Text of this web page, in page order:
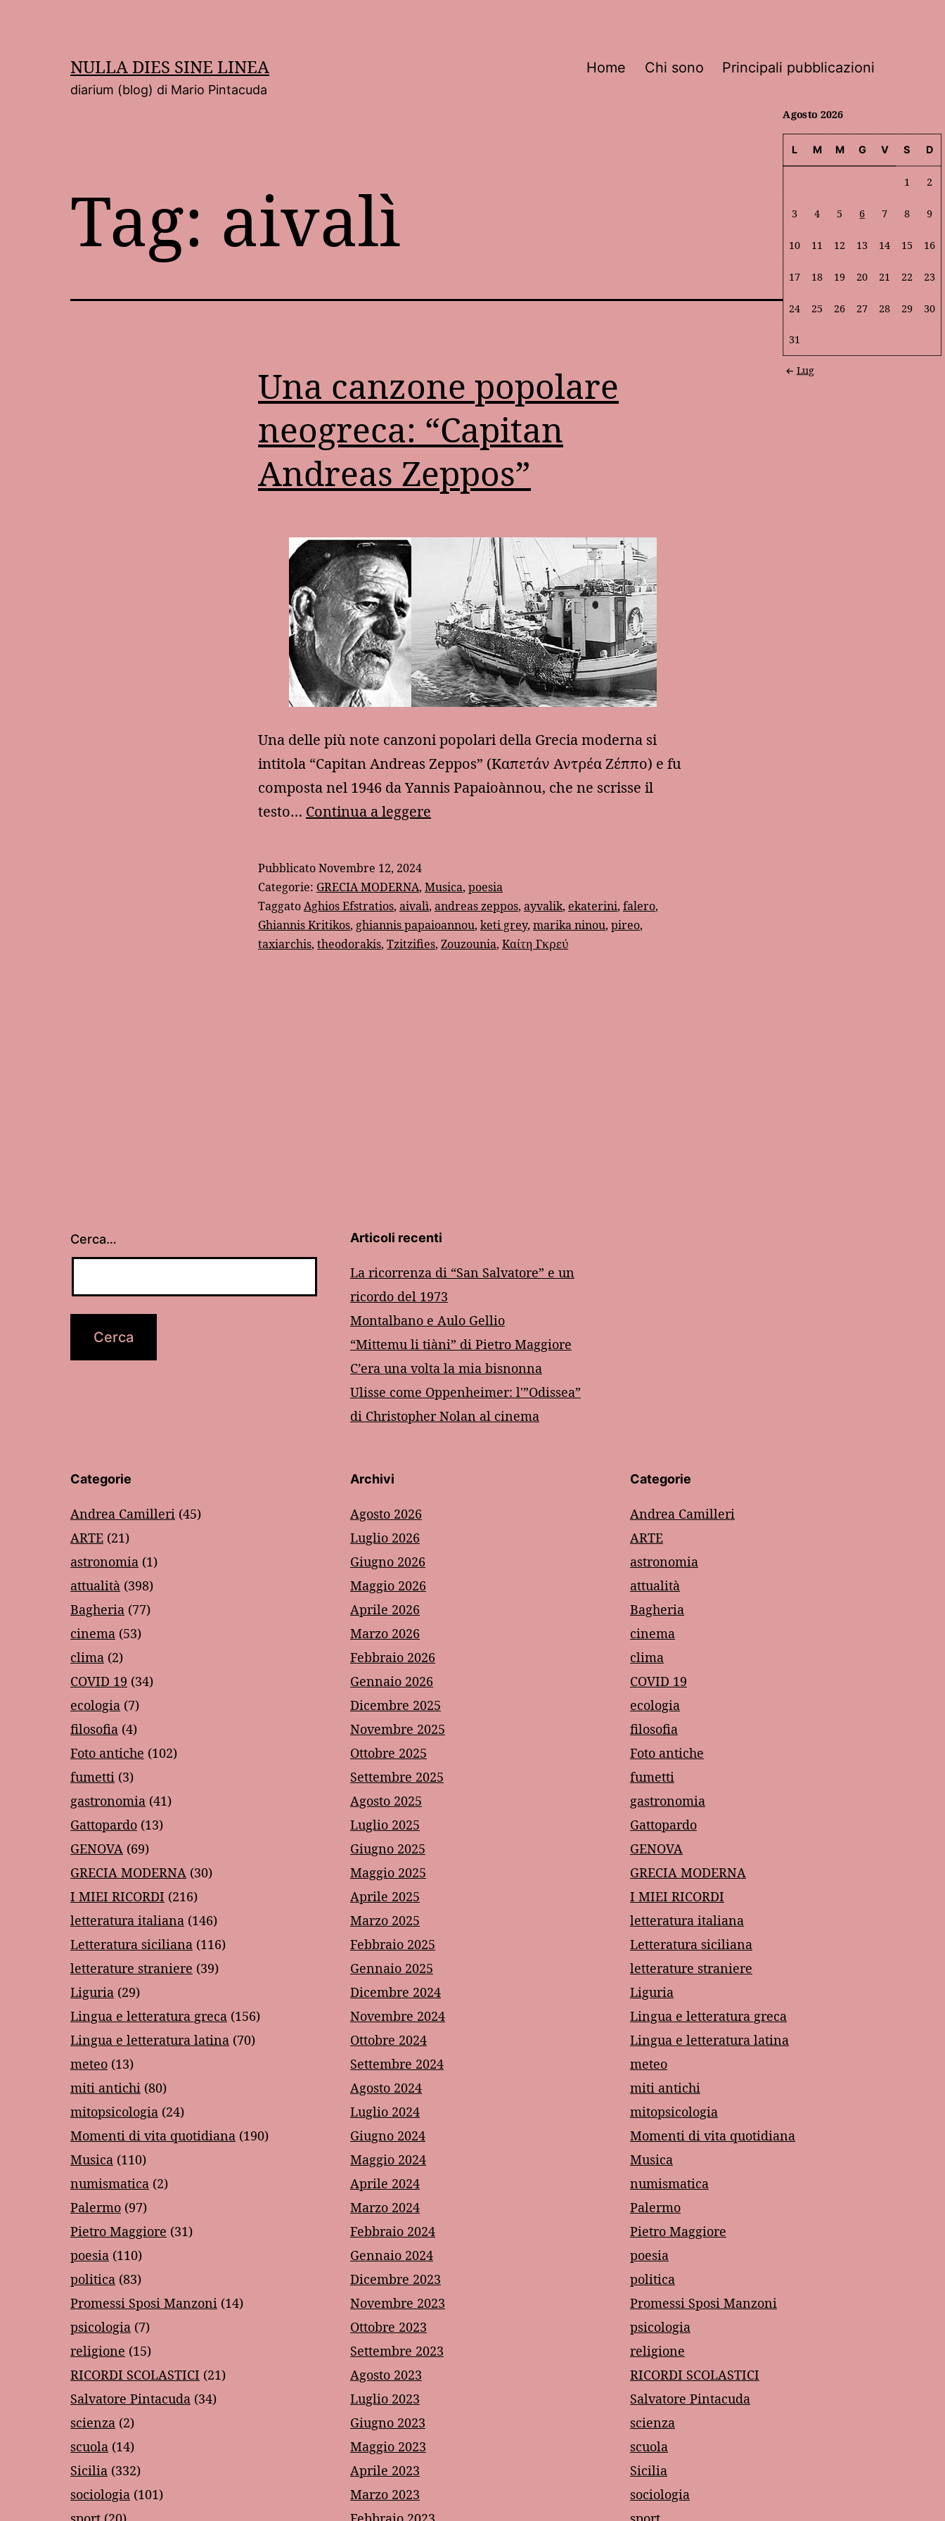
NULLA DIES SINE LINEA
diarium (blog) di Mario Pintacuda
Home Chi sono Principali pubblicazioni
Tag: aivalì
Una canzone popolare
neogreca: “Capitan
Andreas Zeppos”
Una delle più note canzoni popolari della Grecia moderna si
intitola “Capitan Andreas Zeppos” (Καπετάν Αντρέα Ζέππο) e fu
composta nel 1946 da Yannis Papaioànnou, che ne scrisse il
testo… Continua a leggere
neogreca:
“Capitan
Andreas
Zeppos”
PubblicatoNovembre 12, 2024
Categorie: GRECIA MODERNA, Musica, poesia
TaggatoAghios Efstratios, aivalì, andreas zeppos, ayvalik, ekaterini, falero,
Ghiannis Kritikos, ghiannis papaioannou, keti grey, marika ninou, pireo,
taxiarchis, theodorakis, Tzitzifies, Zouzounia, Καίτη Γκρεύ
Cerca… Articoli recenti
La ricorrenza di “San Salvatore” e un
ricordo del 1973
Montalbano e Aulo Gellio
“Mittemu li tiàni” di Pietro Maggiore
C’era una volta la mia bisnonna
Ulisse come Oppenheimer: l'”Odissea”
di Christopher Nolan al cinema
Agosto 2026
L M M G V S D
1 2
3 4 5 6 7 8 9
10 11 12 13 14 15 16
17 18 19 20 21 22 23
24 25 26 27 28 29 30
31
Lug
Categorie
Andrea Camilleri (45)
ARTE (21)
astronomia (1)
attualità (398)
Bagheria (77)
cinema (53)
clima (2)
COVID 19 (34)
ecologia (7)
filosofia (4)
Foto antiche (102)
fumetti (3)
gastronomia (41)
Gattopardo (13)
GENOVA (69)
GRECIA MODERNA (30)
I MIEI RICORDI (216)
letteratura italiana (146)
Letteratura siciliana (116)
letterature straniere (39)
Liguria (29)
Lingua e letteratura greca (156)
Lingua e letteratura latina (70)
meteo (13)
miti antichi (80)
mitopsicologia (24)
Momenti di vita quotidiana (190)
Musica (110)
numismatica (2)
Palermo (97)
Pietro Maggiore (31)
poesia (110)
politica (83)
Promessi Sposi Manzoni (14)
psicologia (7)
religione (15)
RICORDI SCOLASTICI (21)
Salvatore Pintacuda (34)
scienza (2)
scuola (14)
Sicilia (332)
sociologia (101)
Archivi
Agosto 2026
Luglio 2026
Giugno 2026
Maggio 2026
Aprile 2026
Marzo 2026
Febbraio 2026
Gennaio 2026
Dicembre 2025
Novembre 2025
Ottobre 2025
Settembre 2025
Agosto 2025
Luglio 2025
Giugno 2025
Maggio 2025
Aprile 2025
Marzo 2025
Febbraio 2025
Gennaio 2025
Dicembre 2024
Novembre 2024
Ottobre 2024
Settembre 2024
Agosto 2024
Luglio 2024
Giugno 2024
Maggio 2024
Aprile 2024
Marzo 2024
Febbraio 2024
Gennaio 2024
Dicembre 2023
Novembre 2023
Ottobre 2023
Settembre 2023
Agosto 2023
Luglio 2023
Giugno 2023
Maggio 2023
Aprile 2023
Marzo 2023
Categorie
Andrea Camilleri
ARTE
astronomia
attualità
Bagheria
cinema
clima
COVID 19
ecologia
filosofia
Foto antiche
fumetti
gastronomia
Gattopardo
GENOVA
GRECIA MODERNA
I MIEI RICORDI
letteratura italiana
Letteratura siciliana
letterature straniere
Liguria
Lingua e letteratura greca
Lingua e letteratura latina
meteo
miti antichi
mitopsicologia
Momenti di vita quotidiana
Musica
numismatica
Palermo
Pietro Maggiore
poesia
politica
Promessi Sposi Manzoni
psicologia
religione
RICORDI SCOLASTICI
Salvatore Pintacuda
scienza
scuola
Sicilia
sociologia